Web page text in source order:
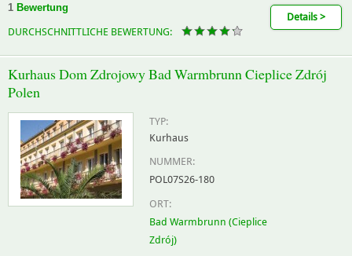
1 Bewertung
DURCHSCHNITTLICHE BEWERTUNG:
Details >
Kurhaus Dom Zdrojowy Bad Warmbrunn Cieplice Zdrój
Polen
TYP:
Kurhaus
NUMMER:
POL07S26-180
ORT:
Bad Warmbrunn (Cieplice
Zdrój)